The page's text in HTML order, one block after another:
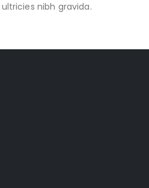
nibh gravida.